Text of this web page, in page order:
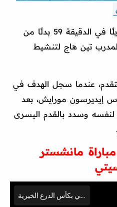
أليخاندرو جارناتشو دخل بديلًا في الدقيقة 59 بدلًا من
تين هاج لتنشيط
عندما سجل الهدف في
الحارس إيديرسون مورايش، بعد
لنفسه وسدد بالقدم اليسرى
مانشستر